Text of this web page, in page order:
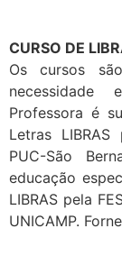
CURSO DE
Os cursos
Professora é
Letras LIBRAS
PUC-São
educação
LIBRAS pela
UNICAMP.